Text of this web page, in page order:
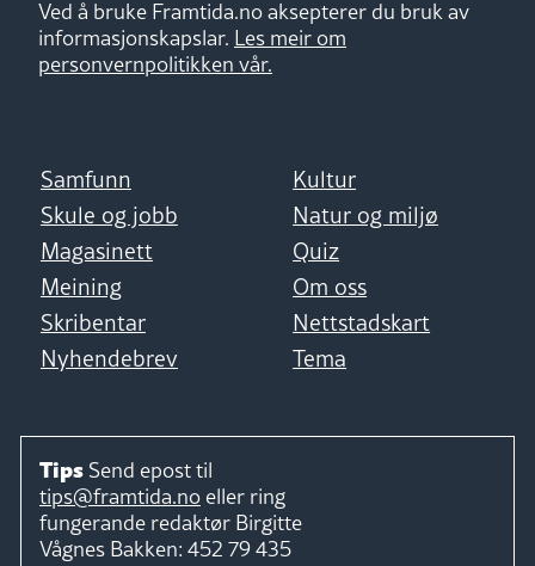
Ved å bruke Framtida.no aksepterer du bruk av
informasjonskapslar. Les meir om
personvernpolitikken vår.
Samfunn
Kultur
Skule og jobb
Natur og miljø
Magasinett
Quiz
Meining
Om oss
Skribentar
Nettstadskart
Nyhendebrev
Tema
Tips Send epost til
tips@framtida.no eller ring
fungerande redaktør Birgitte
Vågnes Bakken: 452 79 435